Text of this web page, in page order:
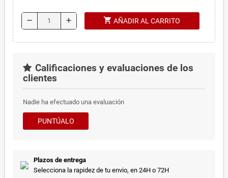
remove add shopping_cart AÑADIR AL CARRITO
Calificaciones y evaluaciones de los
clientes
Nadie ha efectuado una evaluación
PUNTÚALO
Plazos de entrega
Selecciona la rapidez de tu envio, en 24H o 72H